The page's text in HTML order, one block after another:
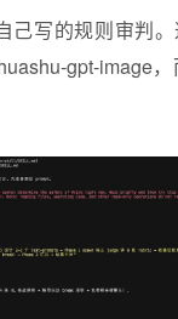
己写的规则审判
gpt-image